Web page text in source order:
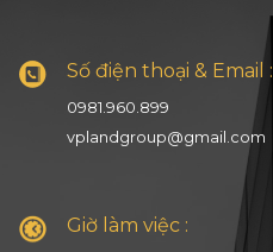
Số điện thoại & Email :
0981.960.899
vplandgroup@gmail.com
Giờ làm việc :